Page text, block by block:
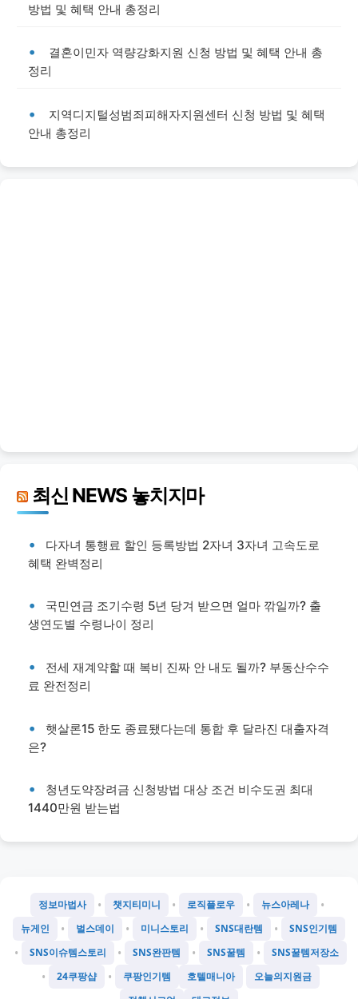
방법 및 혜택 안내 총정리
결혼이민자 역량강화지원 신청 방법 및 혜택 안내 총
정리
지역디지털성범죄피해자지원센터 신청 방법 및 혜택
안내 총정리
최신 NEWS 놓치지마
다자녀 통행료 할인 등록방법 2자녀 3자녀 고속도로
혜택 완벽정리
국민연금 조기수령 5년 당겨 받으면 얼마 깎일까? 출
생연도별 수령나이 정리
전세 재계약할 때 복비 진짜 안 내도 될까? 부동산수수
료 완전정리
햇살론15 한도 종료됐다는데 통합 후 달라진 대출자격
은?
청년도약장려금 신청방법 대상 조건 비수도권 최대
1440만원 받는법
정보마법사 • 챗지티미니 • 로직플로우 • 뉴스아레나 •
뉴게인 • 벌스데이 • 미니스토리 • SNS대란템 • SNS인기템
• SNS이슈템스토리 • SNS완판템 • SNS꿀템 • SNS꿀템저장소
• 24쿠팡샵 • 쿠팡인기템 호텔매니아
오늘의지원금